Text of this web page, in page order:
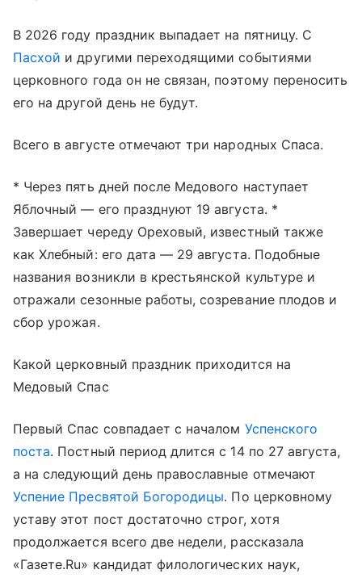
В 2026 году праздник выпадает на пятницу. С
Пасхой и другими переходящими событиями
церковного года он не связан, поэтому переносить
его на другой день не будут.
Всего в августе отмечают три народных Спаса.
* Через пять дней после Медового наступает
Яблочный — его празднуют 19 августа. *
Завершает череду Ореховый, известный также
как Хлебный: его дата — 29 августа. Подобные
названия возникли в крестьянской культуре и
отражали сезонные работы, созревание плодов и
сбор урожая.
Какой церковный праздник приходится на
Медовый Спас
Первый Спас совпадает с началом Успенского
поста. Постный период длится с 14 по 27 августа,
а на следующий день православные отмечают
Успение Пресвятой Богородицы. По церковному
уставу этот пост достаточно строг, хотя
продолжается всего две недели, рассказала
«Газете.Ru» кандидат филологических наук,